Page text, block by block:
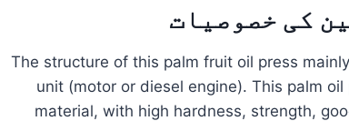
کی خصوصیات
The structure of this palm fruit oil press
unit (motor or diesel engine). This palm
material, with high hardness, strength,